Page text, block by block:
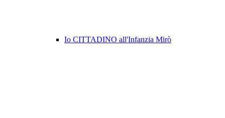
Io CITTADINO all'Infanzia Mirò